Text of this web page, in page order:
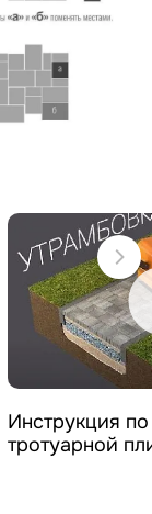
Смотреть
Инструкция
тротуарной